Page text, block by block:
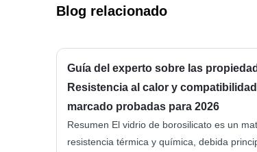
Blog relacionado
Guía del experto sobre las
Resistencia al calor y
marcado probadas para 2026
Resumen El vidrio de borosilicato es un
resistencia térmica y química, debida